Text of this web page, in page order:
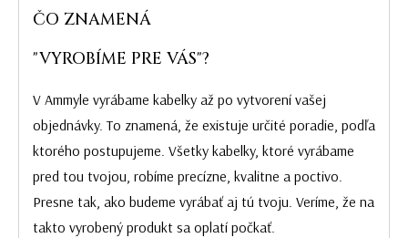
ČO ZNAMENÁ
"VYROBÍME PRE VÁS"?
V Ammyle vyrábame kabelky až po vytvorení vašej
objednávky. To znamená, že existuje určité poradie, podľa
ktorého postupujeme. Všetky kabelky, ktoré vyrábame
pred tou tvojou, robíme precízne, kvalitne a poctivo.
Presne tak, ako budeme vyrábať aj tú tvoju. Veríme, že na
takto vyrobený produkt sa oplatí počkať.